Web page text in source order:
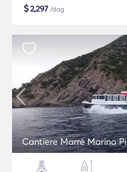
$2,297 /dag
Cantiere Marrè Marino